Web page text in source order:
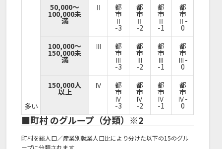
多い
50,000～
100,000未
満
Ⅱ 都
市
Ⅱ
-3
都
市
Ⅱ
-2
都
市
Ⅱ
-1
都
市
Ⅱ-
0
100,000～
150,000未
満
Ⅲ 都
市
Ⅲ
-3
都
市
Ⅲ
-2
都
市
Ⅲ
-1
都
市
Ⅲ-
0
150,000人
以上
Ⅳ 都
市
Ⅳ
-3
都
市
Ⅳ
-2
都
市
Ⅳ
-1
都
市
Ⅳ-
0
■町村 のグループ（分類）※2
町村を総人口／産業別就業人口比により分けた以下の15のグル
ープに分類されます